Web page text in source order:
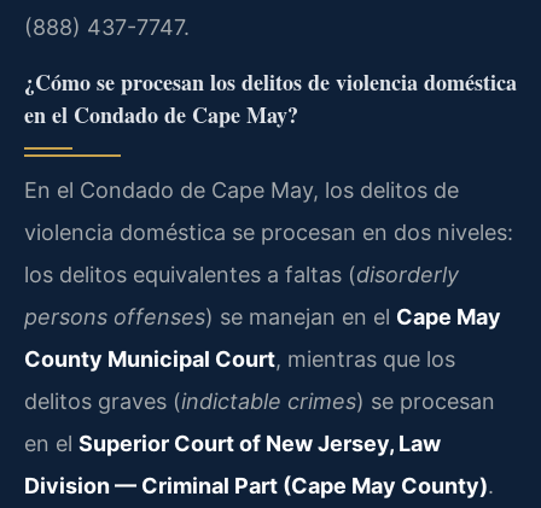
(888) 437-7747.
¿Cómo se procesan los delitos de violencia doméstica
en el Condado de Cape May?
En el Condado de Cape May, los delitos de
violencia doméstica se procesan en dos niveles:
los delitos equivalentes a faltas (disorderly
persons offenses) se manejan en el Cape May
County Municipal Court, mientras que los
delitos graves (indictable crimes) se procesan
en el Superior Court of New Jersey, Law
Division — Criminal Part (Cape May County).